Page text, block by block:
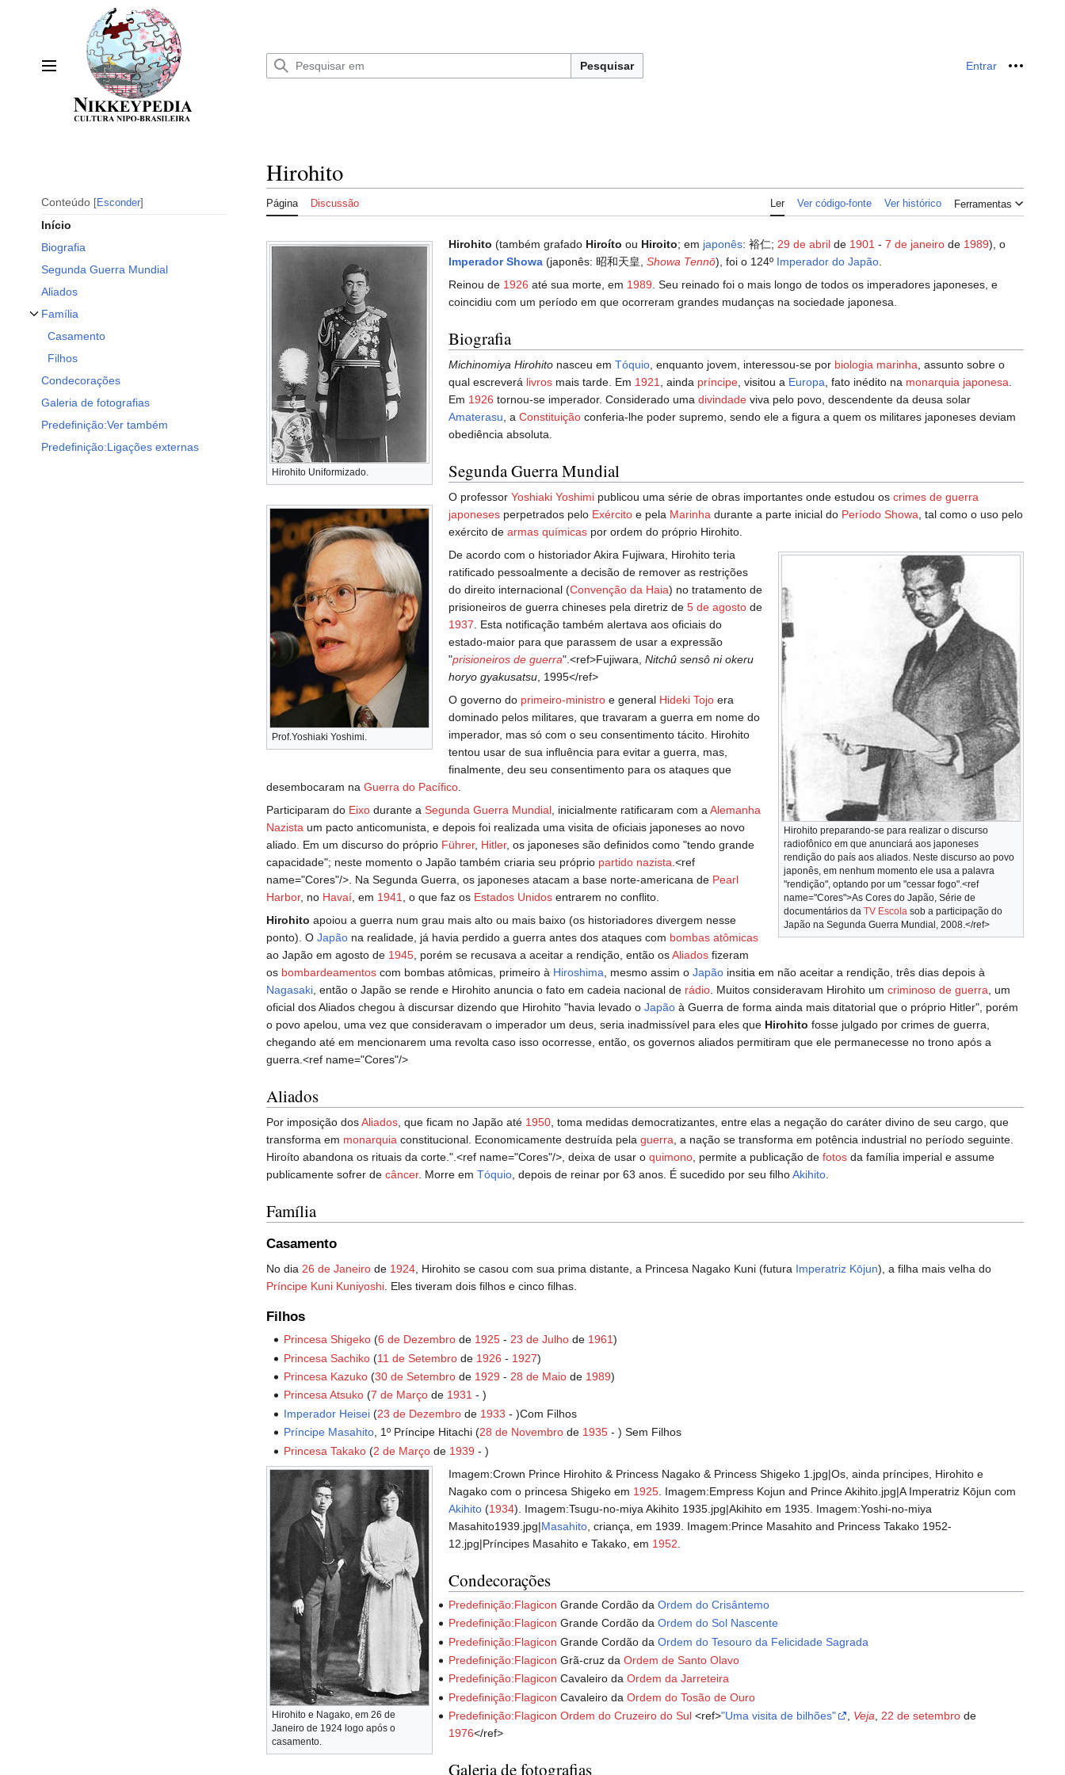
Menu principal
Pesquisar Entrar
Conteúdo Esconder
Início
Biografia
Segunda Guerra Mundial
Aliados
Família
Casamento
Filhos
Condecorações
Galeria de fotografias
Predefinição:Ver também
Predefinição:Ligações externas
Hirohito
Página Discussão Ler Ver código-fonte Ver histórico Ferramentas
Hirohito Uniformizado.
Hirohito (também grafado Hiroíto ou Hiroito; em japonês: 裕仁; 29 de abrilde 1901 - 7 de janeirode 1989), o
Imperador Showa(japonês: 昭和天皇, Showa Tennō), foi o 124º Imperador do Japão.
Reinou de 1926 até sua morte, em 1989 . Seu reinado foi o mais longo de todos os imperadores japoneses, e
coincidiu com um período em que ocorreram grandes mudanças na sociedade japonesa.
Biografia
Michinomiya Hirohitonasceu em Tóquio, enquanto jovem, interessou-se por biologia marinha , assunto sobre o
qual escreverá livrosmais tarde. Em 1921 , ainda príncipe, visitou a Europa , fato inédito na monarquia japonesa
Em 1926 tornou-se imperador. Considerado uma divindadeviva pelo povo, descendente da deusa solar
Amaterasu , a Constituiçãoconferia-lhe poder supremo, sendo ele a figura a quem os militares japoneses deviam
obediência absoluta.
Segunda Guerra Mundial
Prof.Yoshiaki Yoshimi.
O professor Yoshiaki Yoshimipublicou uma série de obras importantes onde estudou os crimes de guerra
japonesesperpetrados pelo Exércitoe pela Marinha durante a parte inicial do Período Showa , tal como o uso pelo
exército de armas químicaspor ordem do próprio Hirohito.
Hirohito preparando-se para realizar o discurso
radiofônico em que anunciará aos japoneses
rendição do país aos aliados. Neste discurso ao povo
japonês, em nenhum momento ele usa a palavra
"rendição", optando por um "cessar fogo".<ref
name="Cores">As Cores do Japão, Série de
documentários da TV Escola sob a participação do
Japão na Segunda Guerra Mundial, 2008.</ref>
De acordo com o historiador Akira Fujiwara, Hirohito teria
ratificado pessoalmente a decisão de remover as restrições
do direito internacional (Convenção da Haia) no tratamento de
prisioneiros de guerra chineses pela diretriz de 5 de agostode
1937 . Esta notificação também alertava aos oficiais do
estado-maior para que parassem de usar a expressão
"prisioneiros de guerra".<ref>Fujiwara, Nitchû sensô ni okeru
horyo gyakusatsu, 1995</ref>
O governo do primeiro-ministroe general Hideki Tojoera
dominado pelos militares, que travaram a guerra em nome do
imperador, mas só com o seu consentimento tácito. Hirohito
tentou usar de sua influência para evitar a guerra, mas,
finalmente, deu seu consentimento para os ataques que
desembocaram na Guerra do Pacífico
Participaram do Eixo durante a Segunda Guerra Mundial , inicialmente ratificaram com a Alemanha
Nazista um pacto anticomunista, e depois foi realizada uma visita de oficiais japoneses ao novo
aliado. Em um discurso do próprio Führer, Hitler, os japoneses são definidos como "tendo grande
capacidade"; neste momento o Japão também criaria seu próprio partido nazista .<ref
name="Cores"/>. Na Segunda Guerra, os japoneses atacam a base norte-americana de Pearl
Harbor, no Havaí , em 1941 , o que faz os Estados Unidos entrarem no conflito.
Hirohito apoiou a guerra num grau mais alto ou mais baixo (os historiadores divergem nesse
ponto). O Japão na realidade, já havia perdido a guerra antes dos ataques com bombas atômicas
ao Japão em agosto de 1945 , porém se recusava a aceitar a rendição, então osAliados fizeram
os bombardeamentos com bombas atômicas, primeiro à Hiroshima , mesmo assim o Japão insitia em não aceitar a rendição, três dias depois à
Nagasaki , então o Japão se rende e Hirohito anuncia o fato em cadeia nacional de rádio . Muitos consideravam Hirohito um criminoso de guerra , um
oficial dos Aliados chegou à discursar dizendo que Hirohito "havia levado o Japão à Guerra de forma ainda mais ditatorial que o próprio Hitler", porém
o povo apelou, uma vez que consideravam o imperador um deus, seria inadmissível para eles que Hirohito fosse julgado por crimes de guerra,
chegando até em mencionarem uma revolta caso isso ocorresse, então, os governos aliados permitiram que ele permanecesse no trono após a
guerra.<ref name="Cores"/>
Aliados
Por imposição dosAliados , que ficam no Japão até 1950 , toma medidas democratizantes, entre elas a negação do caráter divino de seu cargo, que
transforma em monarquia constitucional. Economicamente destruída pela guerra , a nação se transforma em potência industrial no período seguinte.
Hiroíto abandona os rituais da corte.".<ref name="Cores"/>, deixa de usar o quimono , permite a publicação de fotos da família imperial e assume
publicamente sofrer de câncer. Morre em Tóquio , depois de reinar por 63 anos. É sucedido por seu filhoAkihito
Família
Casamento
No dia 26 de Janeiro de 1924 , Hirohito se casou com sua prima distante, a Princesa Nagako Kuni (futura Imperatriz Kōjun), a filha mais velha do
Príncipe Kuni Kuniyoshi . Eles tiveram dois filhos e cinco filhas.
Filhos
Princesa Shigeko (6 de Dezembro de 1925 -23 de Julho de 1961)
Princesa Sachiko (11 de Setembro de 1926 - 1927)
Princesa Kazuko (30 de Setembro de 1929 - 28 de Maio de 1989)
Princesa Atsuko (7 de Março de 1931 - )
Imperador Heisei (23 de Dezembro de 1933 - )Com Filhos
Príncipe Masahito, 1º Príncipe Hitachi (28 de Novembro de 1935 - ) Sem Filhos
Princesa Takako (2 de Março de 1939 - )
Hirohito e Nagako, em 26 de
Janeiro de 1924 logo após o
casamento.
Imagem:Crown Prince Hirohito & Princess Nagako & Princess Shigeko 1.jpg|Os, ainda príncipes, Hirohito e
Nagako com o princesa Shigeko em 1925. Imagem:Empress Kojun and Prince Akihito.jpg|A Imperatriz Kōjun com
Akihito(1934). Imagem:Tsugu-no-miya Akihito 1935.jpg|Akihito em 1935. Imagem:Yoshi-no-miya
Masahito1939.jpg|Masahito, criança, em 1939. Imagem:Prince Masahito and Princess Takako 1952-
12.jpg|Príncipes Masahito e Takako, em 1952
Condecorações
Predefinição:Flagicon Grande Cordão da Ordem do Crisântemo
Predefinição:Flagicon Grande Cordão da Ordem do Sol Nascente
Predefinição:Flagicon Grande Cordão da Ordem do Tesouro da Felicidade Sagrada
Predefinição:Flagicon Grã-cruz da Ordem de Santo Olavo
Predefinição:Flagicon Cavaleiro da Ordem da Jarreteira
Predefinição:Flagicon Cavaleiro da Ordem do Tosão de Ouro
Predefinição:Flagicon Ordem do Cruzeiro do Sul<ref>"Uma visita de bilhões" , Veja, 22 de setembrode
1976</ref>
Galeria de fotografias